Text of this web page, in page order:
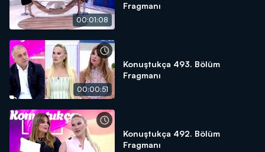
00:01:08
Fragmanı
00:00:51
Konuştukça 493. Bölüm
Fragmanı
Konuştukça 492. Bölüm
Fragmanı